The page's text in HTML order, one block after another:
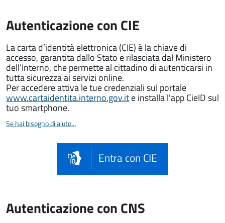
Autenticazione con CIE
La carta d’identità elettronica (CIE) è la chiave di
accesso, garantita dallo Stato e rilasciata dal Ministero
dell’Interno, che permette al cittadino di autenticarsi in
tutta sicurezza ai servizi online.
Per accedere attiva le tue credenziali sul portale
www.cartaidentita.interno.gov.ite installa l'app CieID sul
tuo smartphone.
Se hai bisogno di aiuto...
Entra con CIE
Autenticazione con CNS